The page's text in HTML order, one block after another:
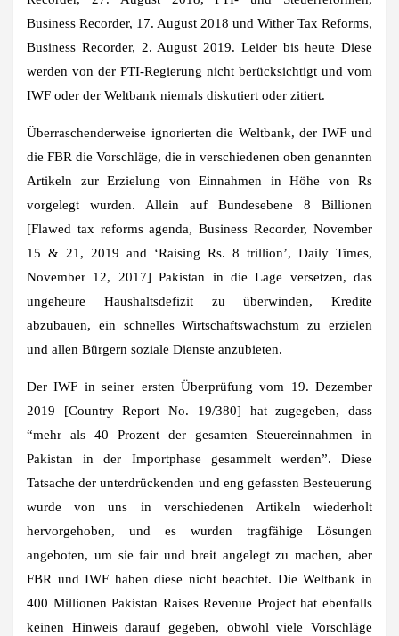
Business Recorder, 17. August 2018 und Wither Tax Reforms,
Business Recorder, 2. August 2019. Leider bis heute Diese
werden von der PTI-Regierung nicht berücksichtigt und vom
IWF oder der Weltbank niemals diskutiert oder zitiert.
Überraschenderweise ignorierten die Weltbank, der IWF und
die FBR die Vorschläge, die in verschiedenen oben genannten
Artikeln zur Erzielung von Einnahmen in Höhe von Rs
vorgelegt wurden. Allein auf Bundesebene 8 Billionen
[Flawed tax reforms agenda, Business Recorder, November
15 & 21, 2019 and ‘Raising Rs. 8 trillion’, Daily Times,
November 12, 2017] Pakistan in die Lage versetzen, das
ungeheure Haushaltsdefizit zu überwinden, Kredite
abzubauen, ein schnelles Wirtschaftswachstum zu erzielen
und allen Bürgern soziale Dienste anzubieten.
Der IWF in seiner ersten Überprüfung vom 19. Dezember
2019 [Country Report No. 19/380] hat zugegeben, dass
“mehr als 40 Prozent der gesamten Steuereinnahmen in
Pakistan in der Importphase gesammelt werden”. Diese
Tatsache der unterdrückenden und eng gefassten Besteuerung
wurde von uns in verschiedenen Artikeln wiederholt
hervorgehoben, und es wurden tragfähige Lösungen
angeboten, um sie fair und breit angelegt zu machen, aber
FBR und IWF haben diese nicht beachtet. Die Weltbank in
400 Millionen Pakistan Raises Revenue Project hat ebenfalls
keinen Hinweis darauf gegeben, obwohl viele Vorschläge